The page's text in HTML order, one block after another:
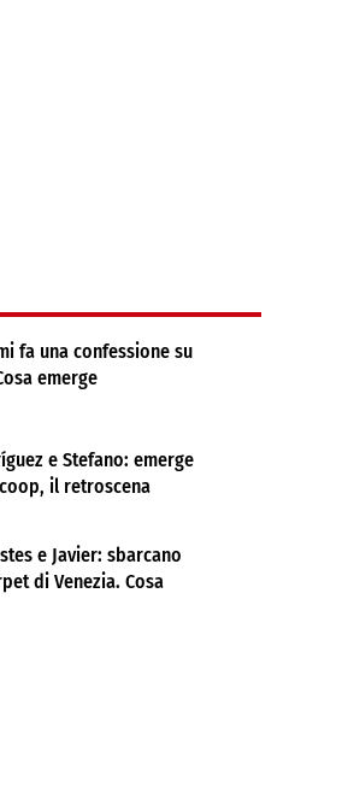
fa una confessione su
emerge
e Stefano: emerge
il retroscena
e Javier: sbarcano
di Venezia. Cosa